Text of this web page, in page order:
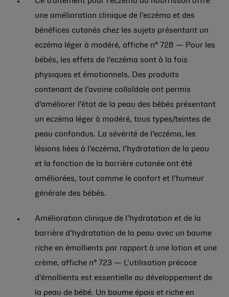
une amélioration clinique de l'eczéma et des
bénéfices cutanés chez les sujets présentant un
eczéma léger à modéré, affiche n° 728 — Pour les
bébés, les effets de l’eczéma sont à la fois
physiques et émotionnels. Des produits
contenant de l’avoine colloïdale ont permis
d’améliorer l’état de la peau des bébés présentant
un eczéma léger à modéré, tous types/teintes de
peau confondus. La sévérité de l’eczéma, les
lésions liées à l’eczéma, l’hydratation de la peau
et la fonction de la barrière cutanée ont été
améliorées, tout comme le confort et l’humeur
générale des bébés.
Amélioration clinique de l’hydratation et de la
barrière d’hydratation de la peau avec un baume
riche en émollients par rapport à une lotion et une
crème, affiche n° 723 — L'utilisation précoce
d'émollients est essentielle au développement de
la peau de bébé. Un baume épais et riche en